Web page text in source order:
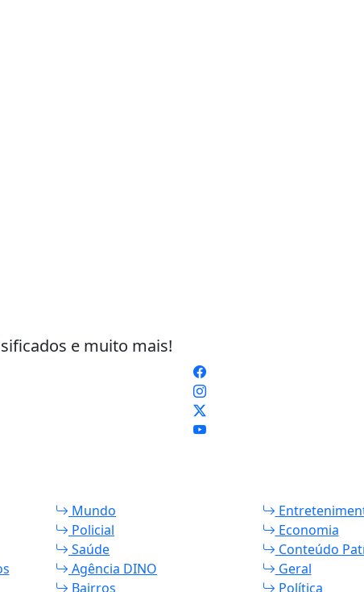
e muito mais!
Mundo
Policial
Economia
Saúde
Conteúdo
Agência DINO
Geral
Bairros Política